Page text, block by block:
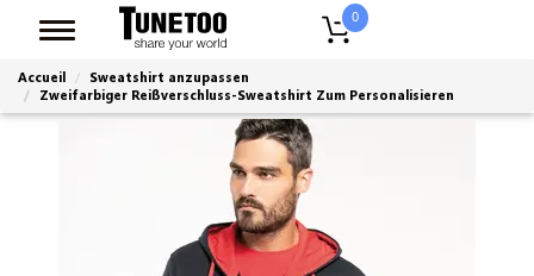
0
Accueil
Sweatshirt anzupassen
Zweifarbiger Reißverschluss-Sweatshirt Zum Personalisieren